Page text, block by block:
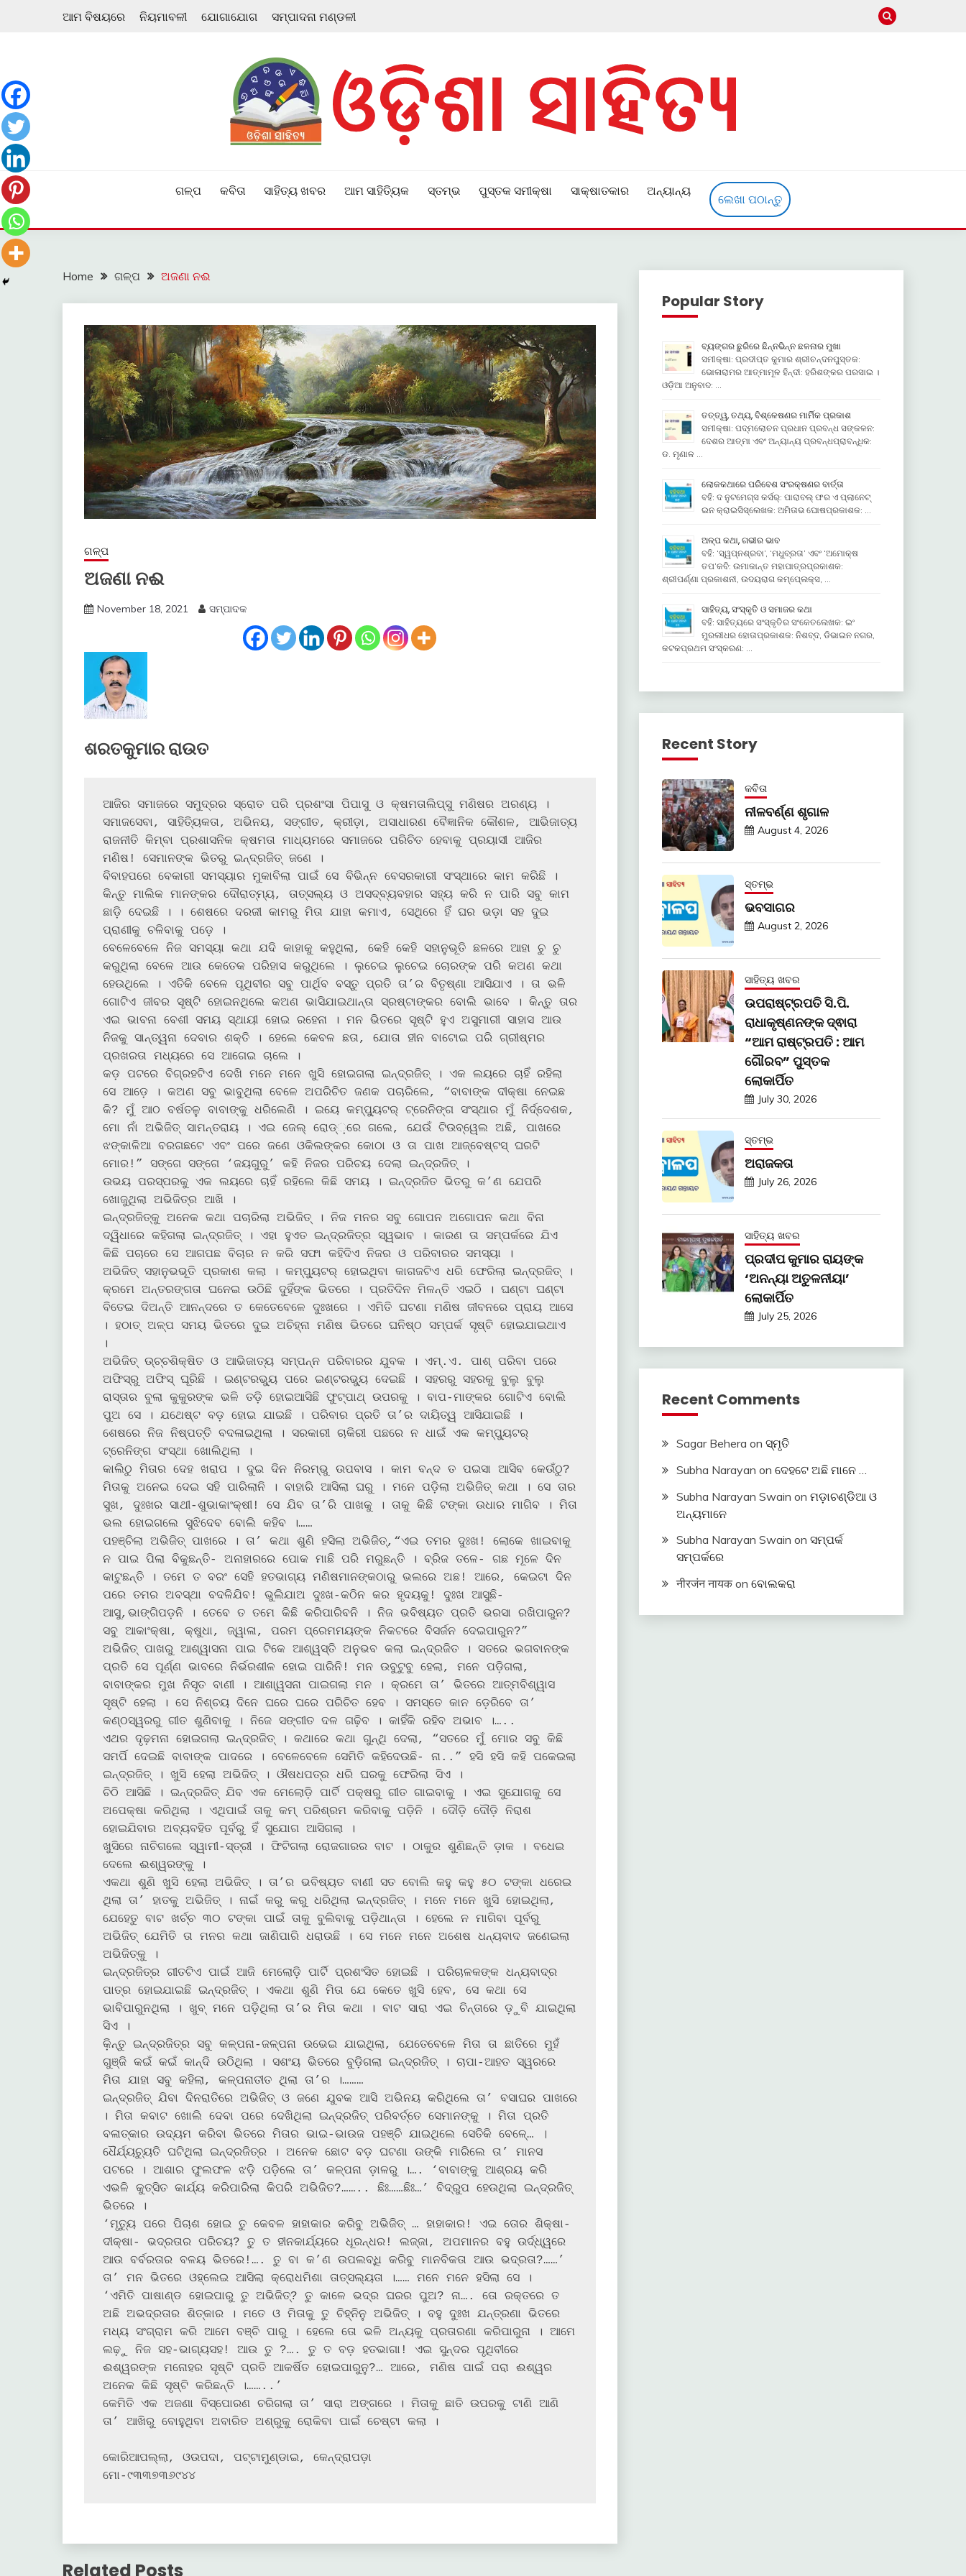
ଆମ ବିଷୟରେ ନିୟମାବଳୀ ଯୋଗାଯୋଗ ସମ୍ପାଦନା ମଣ୍ଡଳୀ
ଗଳ୍ପ କବିତା ସାହିତ୍ୟ ଖବର ଆମ ସାହିତ୍ୟିକ ସ୍ତମ୍ଭ ପୁସ୍ତକ ସମୀକ୍ଷା ସାକ୍ଷାତକାର ଅନ୍ୟାନ୍ୟ
ଲେଖା ପଠାନ୍ତୁ
Home ଗଳ୍ପ ଅଜଣା ନଈ
ଗଳ୍ପ
ଅଜଣା ନଈ
November 18, 2021 ସମ୍ପାଦକ
ଶରତକୁମାର ରାଉତ
ଆଜିର ସମାଜରେ ସମୁଦ୍ରର ସ୍ରୋତ ପରି ପ୍ରଶଂସା ପିପାସୁ ଓ କ୍ଷମତାଲିପ୍‌ସୁ ମଣିଷର ଅରଣ୍ୟ ।
ସମାଜସେବା, ସାହିତ୍ୟିକତା, ଅଭିନୟ, ସଙ୍ଗୀତ, କ୍ରୀଡ଼ା, ଅସାଧାରଣ ବୈଜ୍ଞାନିକ କୌଶଳ, ଆଭିଜାତ୍ୟ
ରାଜନୀତି କିମ୍ବା ପ୍ରଶାସନିକ କ୍ଷମତା ମାଧ୍ୟମରେ ସମାଜରେ ପରିଚିତ ହେବାକୁ ପ୍ରୟାସୀ ଆଜିର
ମଣିଷ! ସେମାନଙ୍କ ଭିତରୁ ଇନ୍ଦ୍ରଜିତ୍ ଜଣେ ।
ବିବାହପରେ ବେକାରୀ ସମସ୍ୟାର ମୁକାବିଲା ପାଇଁ ସେ ବିଭିନ୍ନ ବେସରକାରୀ ସଂସ୍ଥାରେ କାମ କରିଛି ।
କିନ୍ତୁ ମାଲିକ ମାନଙ୍କର ଦୌରାତ୍ମ୍ୟ, ତାତ୍ସଲ୍ୟ ଓ ଅସଦ୍‌ବ୍ୟବହାର ସହ୍ୟ କରି ନ ପାରି ସବୁ କାମ
ଛାଡ଼ି ଦେଇଛି । । ଶେଷରେ ଦରଜୀ କାମରୁ ମିତା ଯାହା କମାଏ, ସେଥିରେ ହିଁ ଘର ଭଡ଼ା ସହ ଦୁଇ
ପ୍ରାଣୀକୁ ଚଳିବାକୁ ପଡ଼େ ।
ବେଳେବେଳେ ନିଜ ସମସ୍ୟା କଥା ଯଦି କାହାକୁ କହୁଥିଲା, କେହି କେହି ସହାନୁଭୂତି ଛଳରେ ଆହା ଚୁ ଚୁ
କରୁଥିଲା ବେଳେ ଆଉ କେତେକ ପରିହାସ କରୁଥିଲେ । ଲୁଚେଇ ଲୁଚେଇ ଚୋରଙ୍କ ପରି କଅଣ କଥା
ହେଉଥିଲେ । ଏତିକି ବେଳେ ପୃଥିବୀର ସବୁ ପାର୍ଥିବ ବସ୍ତୁ ପ୍ରତି ତା’ର ବିତୃଷ୍ଣା ଆସିଯାଏ । ତା ଭଳି
ଗୋଟିଏ ଜୀବର ସୃଷ୍ଟି ହୋଇନଥିଲେ କଅଣ ଭାସିଯାଇଥାନ୍ତା ସ୍ରଷ୍ଟାଙ୍କର ବୋଲି ଭାବେ । କିନ୍ତୁ ତାର
ଏଇ ଭାବନା ବେଶୀ ସମୟ ସ୍ଥାୟୀ ହୋଇ ରହେନା । ମନ ଭିତରେ ସୃଷ୍ଟି ହୁଏ ଅସୁମାରୀ ସାହାସ ଆଉ
ନିଜକୁ ସାନ୍ତ୍ୱନା ଦେବାର ଶକ୍ତି । ହେଲେ କେବଳ ଛତା, ଯୋତା ହୀନ ବାଟୋଇ ପରି ଗ୍ରୀଷ୍ମର
ପ୍ରଖରତା ମଧ୍ୟରେ ସେ ଆଗେଇ ଚାଲେ ।
କଡ଼ ପଟରେ ବିଗ୍ରହଟିଏ ଦେଖି ମନେ ମନେ ଖୁସି ହୋଇଗଲା ଇନ୍ଦ୍ରଜିତ୍ । ଏକ ଲୟରେ ଚାହିଁ ରହିଲା
ସେ ଆଡ଼େ । କଅଣ ସବୁ ଭାବୁଥିଲା ବେଳେ ଅପରିଚିତ ଜଣକ ପଚାରିଲେ, “ବାବାଙ୍କ ଦୀକ୍ଷା ନେଇଛ
କି? ମୁଁ ଆଠ ବର୍ଷତଳୁ ବାବାଙ୍କୁ ଧରିଲେଣି । ଇୟେ କମ୍ପ୍ୟୁଟର୍ ଟ୍ରେନିଙ୍ଗ ସଂସ୍ଥାର ମୁଁ ନିର୍ଦ୍ଦେଶକ,
ମୋ ନାଁ ଅଭିଜିତ୍ ସାମନ୍ତରାୟ । ଏଇ ଜେଲ୍ ରୋଡ୍‌଼ରେ ଗଲେ, ଯେଉଁ ଟିଉବ୍‌ୱେଲ ଅଛି, ପାଖରେ
ଝଙ୍କାଳିଆ ବରଗଛଟେ ଏବଂ ପରେ ଜଣେ ଓକିଲଙ୍କର କୋଠା ଓ ତା ପାଖ ଆଜ୍‌ବେଷ୍ଟସ୍ ଘରଟି
ମୋର!” ସଙ୍ଗେ ସଙ୍ଗେ ‘ଜୟଗୁରୁ’ କହି ନିଜର ପରିଚୟ ଦେଲା ଇନ୍ଦ୍ରଜିତ୍ ।
ଉଭୟ ପରସ୍ପରକୁ ଏକ ଲୟରେ ଚାହିଁ ରହିଲେ କିଛି ସମୟ । ଇନ୍ଦ୍ରଜିତ ଭିତରୁ କ’ଣ ଯେପରି
ଖୋଜୁଥିଲା ଅଭିଜିତ୍‌ର ଆଖି ।
ଇନ୍ଦ୍ରଜିତ୍‌କୁ ଅନେକ କଥା ପଚାରିଲା ଅଭିଜିତ୍ । ନିଜ ମନର ସବୁ ଗୋପନ ଅଗୋପନ କଥା ବିନା
ଦ୍ୱିଧାରେ କହିଗଲା ଇନ୍ଦ୍ରଜିତ୍ । ଏହା ହୁଏତ ଇନ୍ଦ୍ରଜିତ୍‌ର ସ୍ୱଭାବ । କାରଣ ତା ସମ୍ପର୍କରେ ଯିଏ
କିଛି ପଚାରେ ସେ ଆଗପଛ ବିଚାର ନ କରି ସଫା କହିଦିଏ ନିଜର ଓ ପରିବାରର ସମସ୍ୟା ।
ଅଭିଜିତ୍ ସହାନୁଭଭୂତି ପ୍ରକାଶ କଲା । କମ୍ପ୍ୟୁଟର୍ ହୋଇଥିବା କାଗଜଟିଏ ଧରି ଫେରିଲା ଇନ୍ଦ୍ରଜିତ୍ ।
କ୍ରମେ ଅନ୍ତରଙ୍ଗତା ଘନେଇ ଉଠିଛି ଦୁହିଁଙ୍କ ଭିତରେ । ପ୍ରତିଦିନ ମିଳନ୍ତି ଏଇଠି । ଘଣ୍ଟା ଘଣ୍ଟା
ବିତେଇ ଦିଅନ୍ତି ଆନନ୍ଦରେ ତ କେତେବେଳେ ଦୁଃଖରେ । ଏମିତି ଘଟଣା ମଣିଷ ଜୀବନରେ ପ୍ରାୟ ଆସେ
। ହଠାତ୍ ଅଳ୍ପ ସମୟ ଭିତରେ ଦୁଇ ଅଚିହ୍ନା ମଣିଷ ଭିତରେ ଘନିଷ୍ଠ ସମ୍ପର୍କ ସୃଷ୍ଟି ହୋଇଯାଇଥାଏ
।
ଅଭିଜିତ୍ ଉ୍‌ଚ୍ଚଶିକ୍ଷିତ ଓ ଆଭିଜାତ୍ୟ ସମ୍ପନ୍ନ ପରିବାରର ଯୁବକ । ଏମ୍‌.ଏ. ପାଶ୍ ପରିବା ପରେ
ଅଫିସ୍‌ରୁ ଅଫିସ୍ ଘୂରିଛି । ଇଣ୍ଟରଭ୍ୟୁ ପରେ ଇଣ୍ଟରଭ୍ୟୁ ଦେଇଛି । ସହରରୁ ସହରକୁ ବୁଲୁ ବୁଲୁ
ରାସ୍ତାର ବୁଲା କୁକୁରଙ୍କ ଭଳି ତଡ଼ି ହୋଇଆସିଛି ଫୁଟ୍‌ପାଥ୍ ଉପରକୁ । ବାପ-ମାଙ୍କର ଗୋଟିଏ ବୋଲି
ପୁଅ ସେ । ଯଥେଷ୍ଟ ବଡ଼ ହୋଇ ଯାଇଛି । ପରିବାର ପ୍ରତି ତା’ର ଦାୟିତ୍ୱ ଆସିଯାଇଛି ।
ଶେଷରେ ନିଜ ନିଷ୍ପତ୍ତି ବଦଳାଇଥିଲା । ସରକାରୀ ଚାକିରୀ ପଛରେ ନ ଧାଇଁ ଏକ କମ୍ପ୍ୟୁଟର୍
ଟ୍ରେନିଙ୍ଗ ସଂସ୍ଥା ଖୋଲିଥିଲା ।
କାଲିଠୁ ମିତାର ଦେହ ଖରାପ । ଦୁଇ ଦିନ ନିରମ୍ଭୁ ଉପବାସ । କାମ ବନ୍ଦ ତ ପଇସା ଆସିବ କେଉଁଠୁ?
ମିତାକୁ ଅନେଇ ଦେଇ ସହି ପାରିଲାନି । ବାହାରି ଆସିଲା ଘରୁ । ମନେ ପଡ଼ିଲା ଅଭିଜିତ୍ କଥା । ସେ ତାର
ସୁଖ, ଦୁଃଖର ସାଥୀ-ଶୁଭାକାଂକ୍ଷୀ! ସେ ଯିବ ତା’ରି ପାଖକୁ । ତାକୁ କିଛି ଟଙ୍କା ଉଧାର ମାଗିବ । ମିତା
ଭଲ ହୋଇଗଲେ ସୁଝିଦେବ ବୋଲି କହିବ ।……
ପହଞ୍ଚିଲା ଅଭିଜିତ୍ ପାଖରେ । ତା’ କଥା ଶୁଣି ହସିଲା ଅଭିଜିତ୍‌,“ଏଇ ତମର ଦୁଃଖ! ଲୋକେ ଖାଇବାକୁ
ନ ପାଇ ପିଲା ବିକୁଛନ୍ତି- ଅନାହାରରେ ପୋକ ମାଛି ପରି ମରୁଛନ୍ତି । ବ୍ରିଜ ତଳେ- ଗଛ ମୂଳେ ଦିନ
କାଟୁଛନ୍ତି । ତମେ ତ ବରଂ ସେହି ହତଭାଗ୍ୟ ମଣିଷମାନଙ୍କଠାରୁ ଭଲରେ ଅଛ! ଆରେ, କେଇଟା ଦିନ
ପରେ ତମର ଅବସ୍ଥା ବଦଳିଯିବ! ଭୁଲିଯାଅ ଦୁଃଖ-କଠିନ କର ହୃଦୟକୁ! ଦୁଃଖ ଆସୁଛି-
ଆସୁ,ଭାଙ୍ଗିପଡ଼ନି । ତେବେ ତ ତମେ କିଛି କରିପାରିବନି । ନିଜ ଭବିଷ୍ୟତ ପ୍ରତି ଭରସା ରଖିପାରୁନ?
ସବୁ ଆକାଂକ୍ଷା, କ୍ଷୁଧା, ଜ୍ୱାଳା, ପରମ ପ୍ରେମମୟଙ୍କ ନିକଟରେ ବିସର୍ଜନ ଦେଇପାରୁନ?”
ଅଭିଜିତ୍ ପାଖରୁ ଆଶ୍ୱାସନା ପାଇ ଟିକେ ଆଶ୍ୱସ୍ତି ଅନୁଭବ କଲା ଇନ୍ଦ୍ରଜିତ । ସତରେ ଭଗବାନଙ୍କ
ପ୍ରତି ସେ ପୂର୍ଣ୍ଣ ଭାବରେ ନିର୍ଭରଶୀଳ ହୋଇ ପାରିନି! ମନ ଉବୁଟୁବୁ ହେଲା, ମନେ ପଡ଼ିଗଲା,
ବାବାଙ୍କର ମୁଖ ନିସୃତ ବାଣୀ । ଆଶା୍ୱସନା ପାଇଗଲା ମନ । କ୍ରମେ ତା’ ଭିତରେ ଆତ୍ମବିଶ୍ୱାସ
ସୃଷ୍ଟି ହେଲା । ସେ ନିଶ୍ଚୟ ଦିନେ ଘରେ ଘରେ ପରିଚିତ ହେବ । ସମସ୍ତେ କାନ ଡ଼େରିବେ ତା’
କଣ୍ଠସ୍ୱରରୁ ଗୀତ ଶୁଣିବାକୁ । ନିଜେ ସଙ୍ଗୀତ ଦଳ ଗଢ଼ିବ । କାହିଁକି ରହିବ ଅଭାବ ।…..
ଏଥର ଦୃଢ଼ମନା ହୋଇଗଲା ଇନ୍ଦ୍ରଜିତ୍ । କଥାରେ କଥା ଗୁନ୍ଥି ଦେଲା, “ସତରେ ମୁଁ ମୋର ସବୁ କିଛି
ସମର୍ପି ଦେଇଛି ବାବାଙ୍କ ପାଦରେ । ବେଳେବେଳେ ସେମିତି କହିଦେଉଛି- ନା..” ହସି ହସି କହି ପକେଇଲା
ଇନ୍ଦ୍ରଜିତ୍ । ଖୁସି ହେଲା ଅଭିଜିତ୍ । ଔଷଧପତ୍ର ଧରି ଘରକୁ ଫେରିଲା ସିଏ ।
ଚିଠି ଆସିଛି । ଇନ୍ଦ୍ରଜିତ୍ ଯିବ ଏକ ମେଲୋଡ଼ି ପାର୍ଟି ପକ୍ଷରୁ ଗୀତ ଗାଇବାକୁ । ଏଇ ସୁଯୋଗକୁ ସେ
ଅପେକ୍ଷା କରିଥିଲା । ଏଥିପାଇଁ ତାକୁ କମ୍ ପରିଶ୍ରମ କରିବାକୁ ପଡ଼ିନି । ଦୌଡ଼ି ଦୌଡ଼ି ନିରାଶ
ହୋଇଯିବାର ଅବ୍ୟବହିତ ପୂର୍ବରୁ ହିଁ ସୁଯୋଗ ଆସିଗଲା ।
ଖୁସିରେ ନାଚିଗଲେ ସ୍ୱାମୀ-ସ୍ତ୍ରୀ । ଫିଟିଗଲା ରୋଜଗାରର ବାଟ । ଠାକୁର ଶୁଣିଛନ୍ତି ଡ଼ାକ । ବଧେଇ
ଦେଲେ ଈଶ୍ୱରଙ୍କୁ ।
ଏକଥା ଶୁଣି ଖୁସି ହେଲା ଅଭିଜିତ୍ । ତା’ର ଭବିଷ୍ୟତ ବାଣୀ ସତ ବୋଲି କହୁ କହୁ ୫୦ ଟଙ୍କା ଧରେଇ
ଥିଲା ତା’ ହାତକୁ ଅଭିଜିତ୍ । ନାଇଁ କରୁ କରୁ ଧରିଥିଲା ଇନ୍ଦ୍ରଜିତ୍ । ମନେ ମନେ ଖୁସି ହୋଇଥିଲା,
ଯେହେତୁ ବାଟ ଖର୍ଚ୍ଚ ୩୦ ଟଙ୍କା ପାଇଁ ତାକୁ ବୁଲିବାକୁ ପଡ଼ିଥାନ୍ତା । ହେଲେ ନ ମାଗିବା ପୂର୍ବରୁ
ଅଭିଜିତ୍ ଯେମିତି ତା ମନର କଥା ଜାଣିପାରି ଧରାଉଛି । ସେ ମନେ ମନେ ଅଶେଷ ଧନ୍ୟବାଦ ଜଣେଇଲା
ଅଭିଜିତ୍‌କୁ ।
ଇନ୍ଦ୍ରଜିତ୍‌ର ଗୀତଟିଏ ପାଇଁ ଆଜି ମେଲୋଡ଼ି ପାର୍ଟି ପ୍ରଶଂସିତ ହୋଇଛି । ପରିଚାଳକଙ୍କ ଧନ୍ୟବାଦ୍‌ର
ପାତ୍ର ହୋଇଯାଇଛି ଇନ୍ଦ୍ରଜିତ୍ । ଏକଥା ଶୁଣି ମିତା ଯେ କେତେ ଖୁସି ହେବ, ସେ କଥା ସେ
ଭାବିପାରୁନଥିଲା । ଖୁବ୍ ମନେ ପଡ଼ିଥିଲା ତା’ର ମିତା କଥା । ବାଟ ସାରା ଏଇ ଚିନ୍ତାରେ ଡ଼ୁବି ଯାଇଥିଲା
ସିଏ ।
କ଼ିନ୍ତୁ ଇନ୍ଦ୍ରଜିତ୍‌ର ସବୁ କଳ୍ପନା-ଜଳ୍ପନା ଉଭେଇ ଯାଇଥିଲା, ଯେତେବେଳେ ମିତା ତା ଛାତିରେ ମୁହଁ
ଗୁଞ୍ଜି କଇଁ କଇଁ କାନ୍ଦି ଉଠିଥିଲା । ସଶଂୟ ଭିତରେ ବୁଡ଼ିଗଲା ଇନ୍ଦ୍ରଜିତ୍ । ଚାପା-ଆହତ ସ୍ୱରରେ
ମିତା ଯାହା ସବୁ କହିଲା, କଳ୍ପନାତୀତ ଥିଲା ତା’ର ।………
ଇନ୍ଦ୍ରଜିତ୍ ଯିବା ଦିନରାତିରେ ଅଭିଜିତ୍ ଓ ଜଣେ ଯୁବକ ଆସି ଅଭିନୟ କରିଥିଲେ ତା’ ବସାଘର ପାଖରେ
। ମିତା କବାଟ ଖୋଲି ଦେବା ପରେ ଦେଖିଥିଲା ଇନ୍ଦ୍ରଜିତ୍ ପରିବର୍ତ୍ତେ ସେମାନଙ୍କୁ । ମିତା ପ୍ରତି
ବଳାତ୍କାର ଉଦ୍ୟମ କରିବା ଭିତରେ ମିତାର ଭାଇ-ଭାଉଜ ପହଞ୍ଚି ଯାଇଥିଲେ ସେତିକି ବେଳେ୍‌… ।
ଧୈର୍ଯ୍ୟଚ୍ୟୁତି ଘଟିଥିଲା ଇନ୍ଦ୍ରଜିତ୍‌ର । ଅନେକ ଛୋଟ ବଡ଼ ଘଟଣା ଉଙ୍କି ମାରିଲେ ତା’ ମାନସ
ପଟରେ । ଆଶାର ଫୁଲଫଳ ଝଡ଼ି ପଡ଼ିଲେ ତା’ କଳ୍ପନା ଡ଼ାଳରୁ ।…. ‘ବାବାଙ୍କୁ ଆଶ୍ରୟ କରି
ଏଭଳି କୁତ୍ସିତ କାର୍ଯ୍ୟ କରିପାରିଲା କିପରି ଅଭିଜିତ?…….. ଛିଃ……ଛିଃ…’ ବିଦ୍ରୁପ ହେଉଥିଲା ଇନ୍ଦ୍ରଜିତ୍
ଭିତରେ ।
‘ମୃତ୍ୟୁ ପରେ ପିଚାଶ ହୋଇ ତୁ କେବଳ ହାହାକାର କରିବୁ ଅଭିଜିତ୍ … ହାହାକାର! ଏଇ ତୋର ଶିକ୍ଷା-
ଦୀକ୍ଷା- ଭଦ୍ରତାର ପରିଚୟ? ତୁ ତ ହୀନକାର୍ଯ୍ୟରେ ଧୂରନ୍ଧର! ଲଜ୍ଜା, ଅପମାନର ବହୁ ଉର୍ଦ୍ଧ୍ୱରେ
ଆଉ ବର୍ବରତାର ବଳୟ ଭିତରେ!…. ତୁ ବା କ’ଣ ଉପଲବ୍ଧି କରିବୁ ମାନବିକତା ଆଉ ଭଦ୍ରତା?……’
ତା’ ମନ ଭିତରେ ଓହ୍ଲେଇ ଆସିଲା କ୍ରୋଧମିଶା ତାତ୍ସଲ୍ୟତା ।…… ମନେ ମନେ ହସିଲା ସେ ।
‘ଏମିତି ପାଷାଣ୍ଡ ହୋଇପାରୁ ତୁ ଅଭିଜିତ୍‌? ତୁ କାଳେ ଭଦ୍ର ଘରର ପୁଅ? ନା…. ତୋ ରକ୍ତରେ ତ
ଅଛି ଅଭଦ୍ରତାର ଶିତ୍କାର । ମତେ ଓ ମିତାକୁ ତୁ ଚିହ୍ନିନୁ ଅଭିଜିତ୍ । ବହୁ ଦୁଃଖ ଯନ୍ତ୍ରଣା ଭିତରେ
ମଧ୍ୟ ସଂଗ୍ରାମ କରି ଆମେ ବଞ୍ଚି ପାରୁ । ହେଲେ ତୋ ଭଳି ଅନ୍ୟକୁ ପ୍ରତାରଣା କରିପାରୁନା । ଆମେ
ଲଢ଼ୁ ନିଜ ସହ-ଭାଗ୍ୟସହ! ଆଉ ତୁ ?…. ତୁ ତ ବଡ଼ ହତଭାଗା! ଏଇ ସୁନ୍ଦର ପୃଥିବୀରେ
ଈଶ୍ୱରଙ୍କ ମନୋହର ସୃଷ୍ଟି ପ୍ରତି ଆକର୍ଷିତ ହୋଇପାରୁନୁ?… ଆରେ, ମଣିଷ ପାଇଁ ପରା ଈଶ୍ୱର
ଅନେକ କିଛି ସୃଷ୍ଟି କରିଛନ୍ତି ।……..’
କେମିତି ଏକ ଅଜଣା ବିସ୍ପୋରଣ ଚରିଗଲା ତା’ ସାରା ଅଙ୍ଗରେ । ମିତାକୁ ଛାତି ଉପରକୁ ଟାଣି ଆଣି
ତା’ ଆଖିରୁ ବୋହୁଥିବା ଅବାରିତ ଅଶ୍ରୁକୁ ରୋକିବା ପାଇଁ ଚେଷ୍ଟା କଲା ।
କୋରିଆପଲ୍ଲା, ଓଉପଦା, ପଟ୍ଟାମୁଣ୍ଡାଇ, କେନ୍ଦ୍ରାପଡ଼ା
ମୋ-୯୩୩୭୩୬୯୪୪
Related Posts
Popular Story
ବ୍ୟଙ୍ଗର ଛୁରିରେ ଛିନ୍ନଭିନ୍ନ ଛଳନାର ମୁଖା
ସମୀକ୍ଷା: ପ୍ରଦୀପ୍ତ କୁମାର ଶ୍ରୀଚନ୍ଦନପୁସ୍ତକ:
ଭୋଳାରାମର ଆତ୍ମାମୂଳ ହିନ୍ଦୀ: ହରିଶଙ୍କର ପରସାଇ ।
ଓଡ଼ିଆ ଅନୁବାଦ: …
ତତ୍ତ୍ୱ, ତଥ୍ୟ, ବିଶ୍ଳେଷଣର ମାର୍ମିକ ପ୍ରକାଶ
ସମୀକ୍ଷା: ପଦ୍ମଲୋଚନ ପ୍ରଧାନ ପ୍ରବନ୍ଧ ସଙ୍କଳନ:
ଦେଶର ଆତ୍ମା ଏବଂ ଅନ୍ୟାନ୍ୟ ପ୍ରବନ୍ଧପ୍ରାବନ୍ଧିକ:
ଡ. ମୃଣାଳ …
ଲୋକକଥାରେ ପରିବେଶ ସଂରକ୍ଷଣର ବାର୍ତ୍ତା
ବହି: ଦ ନୁଟମେଗ୍ସ କର୍ସର୍: ପାରାବଲ୍ ଫର ଏ ପ୍ଲାନେଟ୍
ଇନ କ୍ରାଇସିସ୍ଲେଖକ: ଅମିତାଭ ଘୋଷପ୍ରକାଶକ: …
ଅଳ୍ପ କଥା, ଗଭୀର ଭାବ
ବହି: ‘ସ୍ୱପ୍ନଶ୍ରବା’, ‘ମଧୁବ୍ରତା’ ଏବଂ ‘ଅମୋକ୍ଷ
ତପ’କବି: ଉମାକାନ୍ତ ମହାପାତ୍ରପ୍ରକାଶକ:
ଶ୍ରୀପର୍ଣ୍ଣା ପ୍ରକାଶନୀ, ଉଦୟରାଗ କମ୍ପେ୍ଲକ୍ସ, …
ସାହିତ୍ୟ, ସଂସ୍କୃତି ଓ ସମାଜର କଥା
ବହି: ସାହିତ୍ୟରେ ସଂସ୍କୃତିର ସଂକେତଲେଖକ: ଇଂ
ମୁରଲୀଧର ହୋତାପ୍ରକାଶକ: ନିଶବ୍ଦ, ଡିଭାଇନ ନଗର,
କଟକପ୍ରଥମ ସଂସ୍କରଣ: …
Recent Story
କବିତା
ନୀଳବର୍ଣ୍ଣ ଶୃଗାଳ
August 4, 2026
ସ୍ତମ୍ଭ
ଭବସାଗର
August 2, 2026
ସାହିତ୍ୟ ଖବର
ଉପରାଷ୍ଟ୍ରପତି ସି.ପି.
ରାଧାକୃଷ୍ଣନଙ୍କ ଦ୍ଵାରା
“ଆମ ରାଷ୍ଟ୍ରପତି : ଆମ
ଗୌରବ” ପୁସ୍ତକ
ଲୋକାର୍ପିତ
July 30, 2026
ସ୍ତମ୍ଭ
ଅରାଜକତା
July 26, 2026
ସାହିତ୍ୟ ଖବର
ପ୍ରଦୀପ କୁମାର ରାୟଙ୍କ
‘ଅନନ୍ୟା ଅତୁଳନୀୟା’
ଲୋକାର୍ପିତ
July 25, 2026
Recent Comments
Sagar Behera on ସ୍ମୃତି
Subha Narayan on ଦେହଟେ ଅଛି ମାନେ …
Subha Narayan Swain on ମଡ଼ାଚଣ୍ଡିଆ ଓ
ଅନ୍ୟମାନେ
Subha Narayan Swain on ସମ୍ପର୍କ
ସମ୍ପର୍କରେ
नीरजंन नायकon ବୋଲକରା